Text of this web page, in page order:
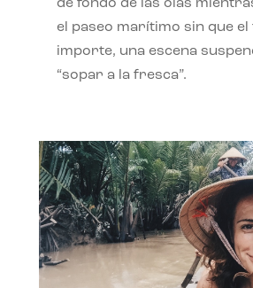
de fondo de las olas
el paseo marítimo sin que el
importe, una escena
“sopar a la fresca”.